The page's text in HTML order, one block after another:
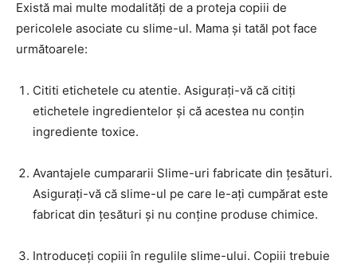
Există mai multe modalități de a proteja copiii de
pericolele asociate cu slime-ul. Mama și tatăl pot face
următoarele:
Cititi etichetele cu atentie. Asigurați-vă că citiți
etichetele ingredientelor și că acestea nu conțin
ingrediente toxice.
Avantajele cumpararii Slime-uri fabricate din țesături.
Asigurați-vă că slime-ul pe care le-ați cumpărat este
fabricat din țesături și nu conține produse chimice.
Introduceți copiii în regulile slime-ului. Copiii trebuie